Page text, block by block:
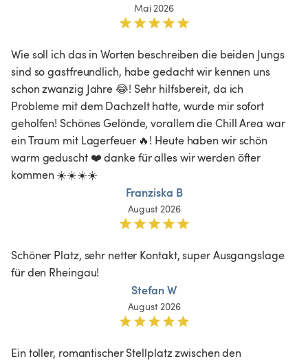
Mai 2026
Wie soll ich das in Worten beschreiben die beiden Jungs
sind so gastfreundlich, habe gedacht wir kennen uns
schon zwanzig Jahre 😂! Sehr hilfsbereit, da ich
Probleme mit dem Dachzelt hatte, wurde mir sofort
geholfen! Schönes Gelönde, vorallem die Chill Area war
ein Traum mit Lagerfeuer 🔥! Heute haben wir schön
warm geduscht ❤️ danke für alles wir werden öfter
kommen ☀️☀️☀️☀️
Franziska B
August 2026
Schöner Platz, sehr netter Kontakt, super Ausgangslage
für den Rheingau!
Stefan W
August 2026
Ein toller, romantischer Stellplatz zwischen den